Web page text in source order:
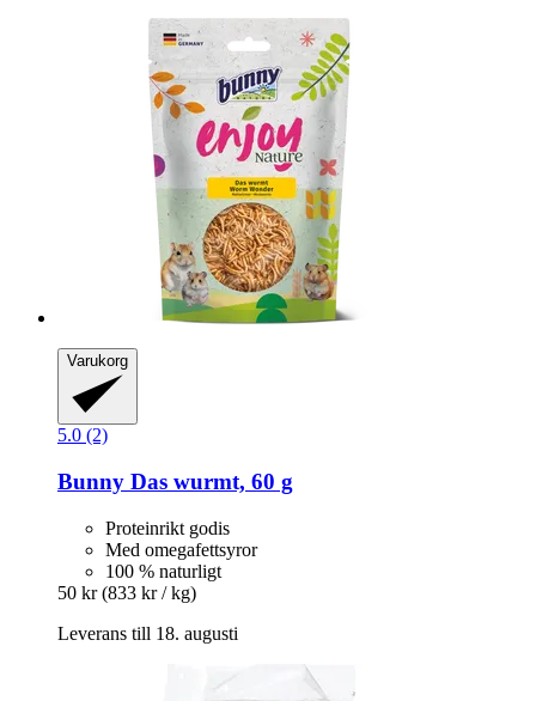
Varukorg
5.0 (2)
Bunny Das wurmt, 60 g
Proteinrikt godis
Med omegafettsyror
100 % naturligt
50 kr (833 kr / kg)
Leverans till 18. augusti